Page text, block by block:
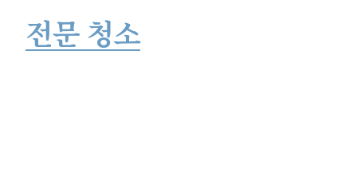
전문 청소서비스